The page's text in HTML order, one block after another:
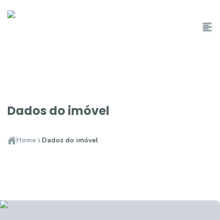
Dados do imóvel
Home Dados do imóvel